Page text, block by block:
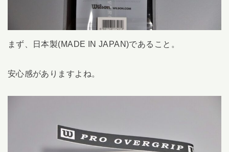
まず、日本製(MADE IN JAPAN)であること。
安心感がありますよね。